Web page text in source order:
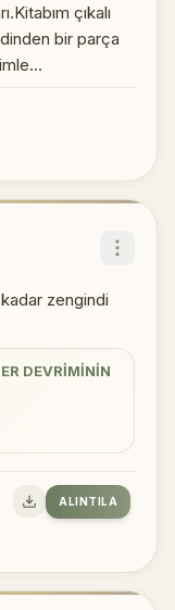
çıkalı
bir parça
zengindi
DEVRIMININ
ALINTILA